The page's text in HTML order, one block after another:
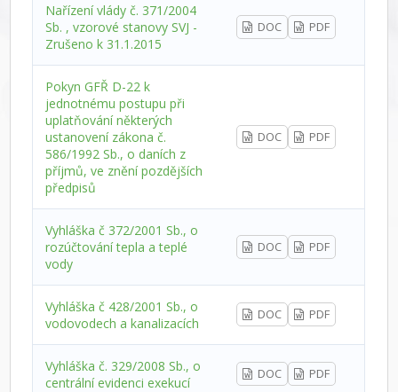
Nařízení vlády č. 371/2004
Sb. , vzorové stanovy SVJ -
Zrušeno k 31.1.2015
DOC PDF
Pokyn GFŘ D-22 k
jednotnému postupu při
uplatňování některých
ustanovení zákona č.
586/1992 Sb., o daních z
příjmů, ve znění pozdějších
předpisů
DOC PDF
Vyhláška č 372/2001 Sb., o
rozúčtování tepla a teplé
vody
DOC PDF
Vyhláška č 428/2001 Sb., o
vodovodech a kanalizacích
DOC PDF
Vyhláška č. 329/2008 Sb., o
centrální evidenci exekucí
DOC PDF